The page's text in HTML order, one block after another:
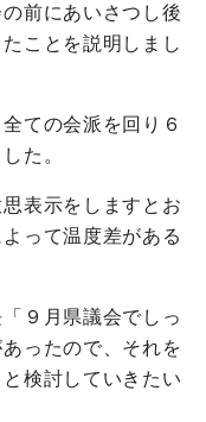
前にあいさつし後
ことを説明しまし
ての会派を回り６
た。
表示をしますとお
って温度差がある
９月県議会でしっ
ったので、それを
検討していきたい